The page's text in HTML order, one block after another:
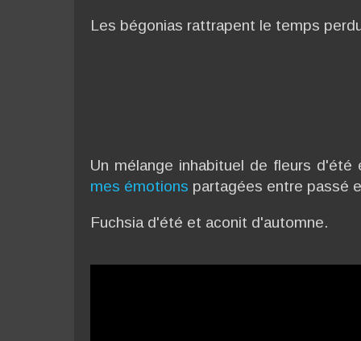
Les bégonias rattrapent le temps
Un mélange inhabituel de fleurs
mes émotions partagées entre passé
Fuchsia d'été et aconit d'automne.